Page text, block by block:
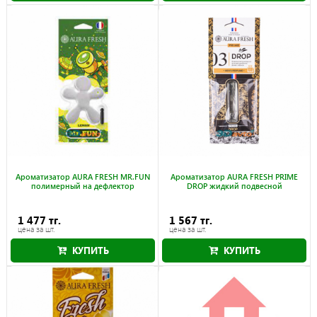
Ароматизатор AURA FRESH MR.FUN
полимерный на дефлектор
1 477 тг.
цена за шт.
КУПИТЬ
Ароматизатор AURA FRESH PRIME
DROP жидкий подвесной
1 567 тг.
цена за шт.
КУПИТЬ